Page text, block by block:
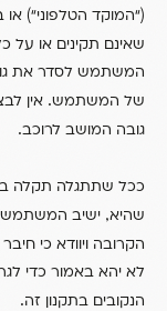
(“המוקד הטלפוני“) או
שאינם תקינים או על כל
המשתמש לסדר את
של המשתמש. אין
גובה המושב לרוכב.
ככל שתתגלה תקלה
שהיא, ישיב המשתמש
הקרובה ויוודא כי
לא יהא באמור כדי
הנקובים בתקנון זה.